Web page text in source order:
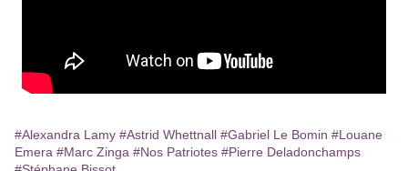
#Alexandra Lamy #Astrid Whettnall #Gabriel Le Bomin #Louane
Emera #Marc Zinga #Nos Patriotes #Pierre Deladonchamps